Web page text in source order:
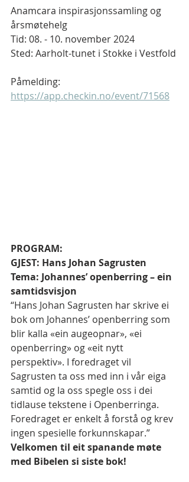
Anamcara inspirasjonssamling og
årsmøtehelg
Tid: 08. - 10. november 2024
Sted: Aarholt-tunet i Stokke i Vestfold
Påmelding:
https://app.checkin.no/event/71568
PROGRAM:
GJEST: Hans Johan Sagrusten
Tema: Johannes’ openberring – ein
samtidsvisjon
“Hans Johan Sagrusten har skrive ei
bok om Johannes’ openberring som
blir kalla «ein augeopnar», «ei
openberring» og «eit nytt
perspektiv». I foredraget vil
Sagrusten ta oss med inn i vår eiga
samtid og la oss spegle oss i dei
tidlause tekstene i Openberringa.
Foredraget er enkelt å forstå og krev
ingen spesielle forkunnskapar.”
Velkomen til eit spanande møte
med Bibelen si siste bok!